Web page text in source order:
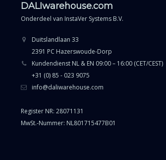
DALIwarehouse.com
Onderdeel van InstaVer Systems B.V.
Duitslandlaan 33
2391 PC Hazerswoude-Dorp
Kundendienst NL & EN 09:00 – 16:00 (CET/CEST)
+31 (0) 85 - 023 9075
info@daliwarehouse.com
Register NR: 28071131
MwSt.-Nummer: NL801715477B01